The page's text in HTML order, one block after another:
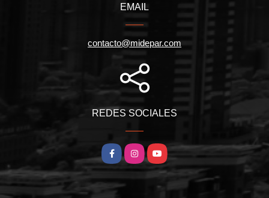
EMAIL
contacto@midepar.com
REDES SOCIALES
FacebookInstagramYouTube